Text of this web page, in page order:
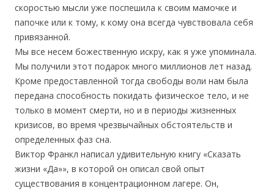
скоростью мысли уже поспешила к своим мамочке и
папочке или к тому, к кому она всегда чувствовала себя
привязанной.
Мы все несем божественную искру, как я уже упоминала.
Мы получили этот подарок много миллионов лет назад.
Кроме предоставленной тогда свободы воли нам была
передана способность покидать физическое тело, и не
только в момент смерти, но и в периоды жизненных
кризисов, во время чрезвычайных обстоятельств и
определенных фаз сна.
Виктор Франкл написал удивительную книгу «Сказать
жизни «Да»», в которой он описал свой опыт
существования в концентрационном лагере. Он,